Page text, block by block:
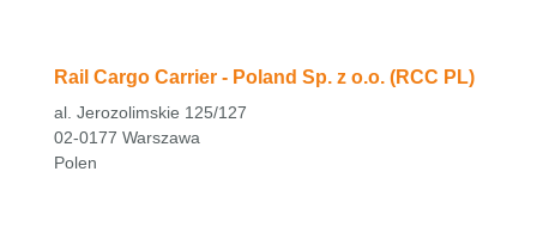
Rail Cargo Carrier - Poland Sp. z o.o. (RCC PL)
al. Jerozolimskie 125/127
02-0177 Warszawa
Polen